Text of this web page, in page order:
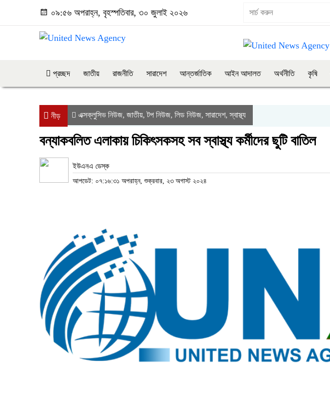
০৯:৫৬ অপরাহ্ন, বৃহস্পতিবার, ৩০ জুলাই ২০২৬
প্রচ্ছদ জাতীয় রাজনীতি সারাদেশ আন্তর্জাতিক আইন আদালত অর্থনীতি কৃষি
নীড় এক্সক্লুসিভ নিউজ, জাতীয়,টপ নিউজ, লিড নিউজ, সারাদেশ,স্বাস্থ্য
বন্যাকবলিত এলাকায় চিকিৎসকসহ সব স্বাস্থ্য কর্মীদের ছুটি বাতিল
ইউএনএ ডেস্ক
আপডেট: ০৭:১৬:৩১ অপরাহ্ন, শুক্রবার, ২৩ অগাস্ট ২০২৪